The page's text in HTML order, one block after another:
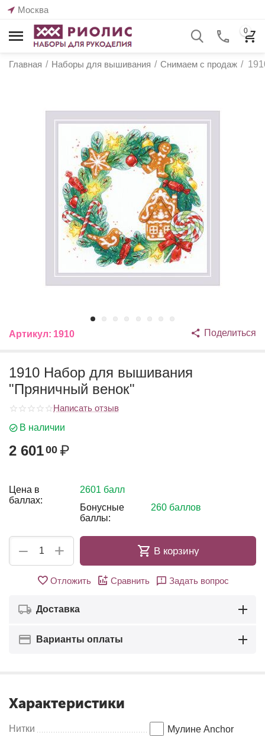
Москва
0
Главная / Наборы для вышивания / Снимаем с продаж /
Артикул: 1910 Поделиться
1910 Набор для вышивания
"Пряничный венок"
Написать отзыв
В наличии
2 60100 ₽
Цена в
баллах:
2601 балл
Бонусные
баллы:
260 баллов
+
− В корзину
Отложить Сравнить Задать вопрос
Доставка
Варианты оплаты
Характеристики
Нитки Мулине Anсhor